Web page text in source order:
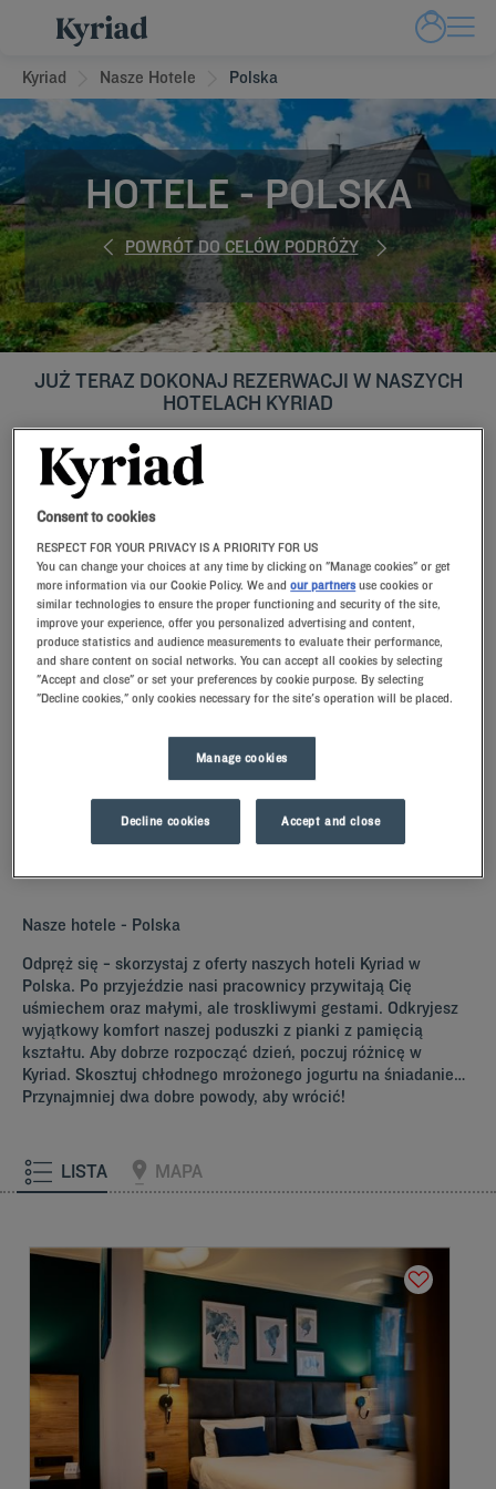
Kyriad Nasze Hotele Polska
HOTELE - POLSKA
POWRÓT DO CELÓW PODRÓŻY
JUŻ TERAZ DOKONAJ REZERWACJI W NASZYCH
HOTELACH KYRIAD
Navigate forward to interact with the calendar and select a date. Press
Navigate backward to interact with
ZNAJDŹ HOTEL
komfortowe pokoje i dobrą kuchnię w najlepszej cenie!
Nasze hotele - Polska
Odpręż się − skorzystaj z oferty naszych hoteli Kyriad w
Polska. Po przyjeździe nasi pracownicy przywitają Cię
uśmiechem oraz małymi, ale troskliwymi gestami. Odkryjesz
wyjątkowy komfort naszej poduszki z pianki z pamięcią
kształtu. Aby dobrze rozpocząć dzień, poczuj różnicę w
Kyriad. Skosztuj chłodnego mrożonego jogurtu na śniadanie…
Przynajmniej dwa dobre powody, aby wrócić!
LISTA MAPA
Consent to cookies
RESPECT FOR YOUR PRIVACY IS A PRIORITY FOR US
You can change your choices at any time by clicking on "Manage cookies" or get
more information via our Cookie Policy. We andour partners use cookies or
similar technologies to ensure the proper functioning and security of the site,
improve your experience, offer you personalized advertising and content,
produce statistics and audience measurements to evaluate their performance,
and share content on social networks. You can accept all cookies by selecting
"Accept and close" or set your preferences by cookie purpose. By selecting
"Decline cookies," only cookies necessary for the site's operation will be placed.
Manage cookies
Decline cookies Accept and close